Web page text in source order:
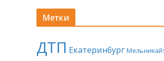
Метки
ДТП Екатеринбург